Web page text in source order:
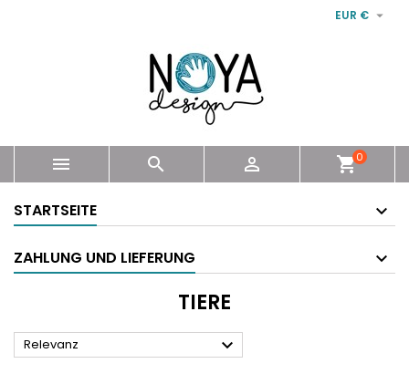
EUR € 
   shopping_cart0
STARTSEITE
ZAHLUNG UND LIEFERUNG
TIERE
Relevanz 